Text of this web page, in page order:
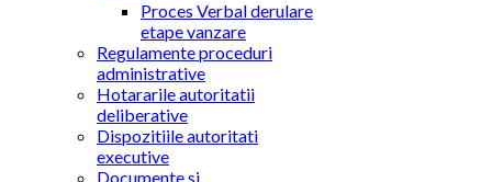
Proces Verbal derulare
etape vanzare
Regulamente proceduri
administrative
Hotararile autoritatii
deliberative
Dispozitiile autoritati
executive
Documente si